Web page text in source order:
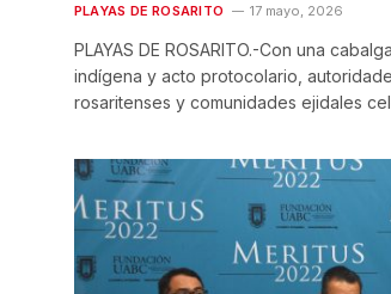
PLAYAS DE ROSARITO 17 mayo, 2026
PLAYAS DE ROSARITO.-Con una
indígena y acto protocolario,
rosaritenses y comunidades ejidales